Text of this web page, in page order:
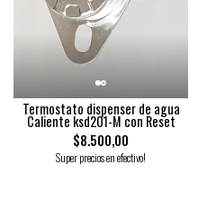
Termostato dispenser de agua
Caliente ksd201-M con Reset
$8.500,00
Super precios en efectivo!